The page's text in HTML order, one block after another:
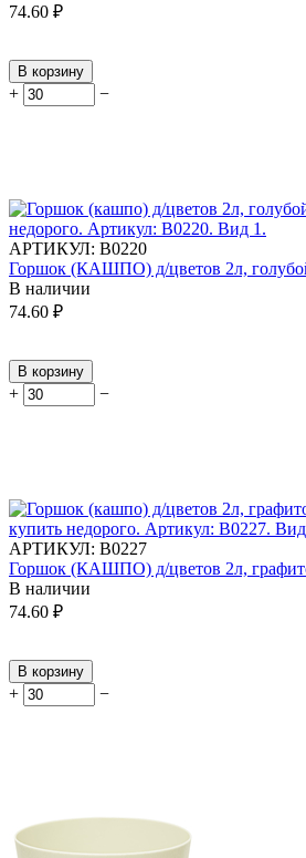
74.60 ₽
В корзину
+ −
АРТИКУЛ: В0220
Горшок (КАШПО) д/цветов 2л,
В наличии
74.60 ₽
В корзину
+ −
АРТИКУЛ: В0227
Горшок (КАШПО) д/цветов 2л,
В наличии
74.60 ₽
В корзину
+ −